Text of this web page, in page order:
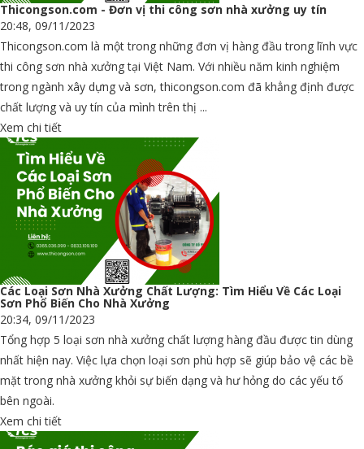
Thicongson.com - Đơn vị thi công sơn nhà xưởng uy tín
20:48, 09/11/2023
Thicongson.com là một trong những đơn vị hàng đầu trong lĩnh vực
thi công sơn nhà xưởng tại Việt Nam. Với nhiều năm kinh nghiệm
trong ngành xây dựng và sơn, thicongson.com đã khẳng định được
chất lượng và uy tín của mình trên thị ...
Xem chi tiết
Các Loại Sơn Nhà Xưởng Chất Lượng: Tìm Hiểu Về Các Loại
Sơn Phổ Biến Cho Nhà Xưởng
20:34, 09/11/2023
Tổng hợp 5 loại sơn nhà xưởng chất lượng hàng đầu được tin dùng
nhất hiện nay. Việc lựa chọn loại sơn phù hợp sẽ giúp bảo vệ các bề
mặt trong nhà xưởng khỏi sự biến dạng và hư hỏng do các yếu tố
bên ngoài.
Xem chi tiết